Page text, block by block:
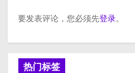
要发表评论，您必须先登录。
热门标签